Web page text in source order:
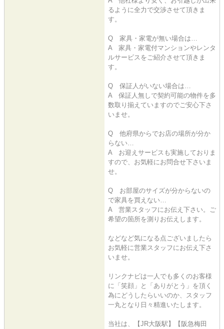
るように全力で交渉させて頂きま
す。
Q 家具・家電が無い場合は…
A 家具・家電付マンションやレンタ
ルサービスをご紹介させて頂きま
す。
Q 保証人がいない場合は…
A 保証人無しで契約可能の物件を多
数取り揃えていますのでご安心下さ
いませ。
Q 他府県からでお店の場所が分か
らない…
A お迎えサービスも実施しておりま
すので、お気軽にお問合せ下さいま
せ。
Q お部屋のサイズが分からないの
で家具を買えない…
A 営業スタッフにお伝え下さい。ご
希望の箇所を測りお伝えします。
などなど気になる点ございましたら
お気軽に営業スタッフにお伝え下さ
いませ。
リンクナビは一人でも多くのお客様
に「笑顔」と「ありがとう」を頂く
為にどうしたらいいのか、スタッフ
一丸となり日々精進いたします。
当社は、【JR大阪駅】【阪急梅田